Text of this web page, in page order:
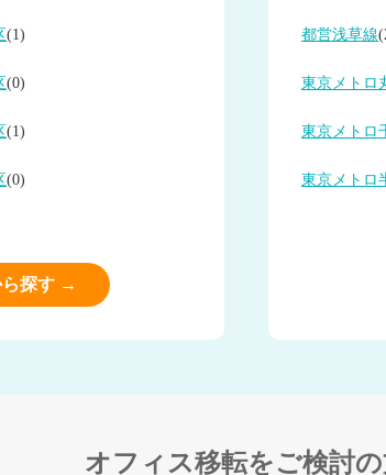
(1)
(0)
(1)
(0)
ら探す →
都営浅草線
東京メトロ
東京メトロ
東京メトロ
オフィス移転をご検討